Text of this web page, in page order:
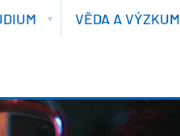
VĚDA A VÝZKUM